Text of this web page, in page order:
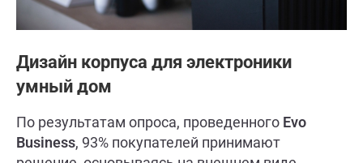
Дизайн корпуса для электроники
умный дом
По результатам опроса, проведенного Evo
Business, 93% покупателей принимают